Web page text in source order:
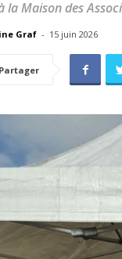
la Maison des
Graf - 15 juin 2026
Partager